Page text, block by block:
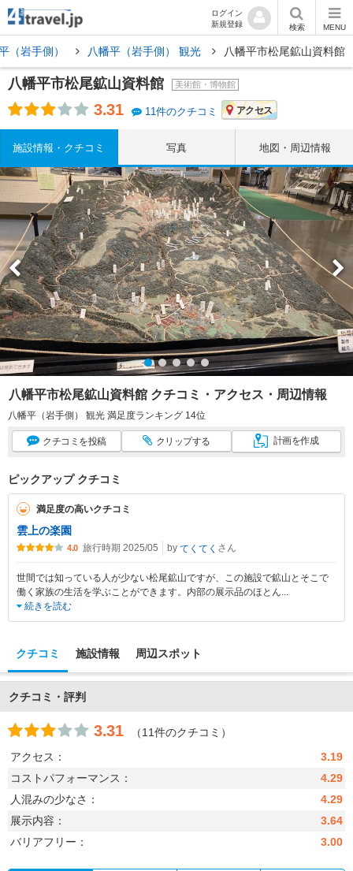
ログイン
新規登録
検索 MENU
（岩手側） 八幡平（岩手側） 観光 八幡平市松尾鉱山資料館
八幡平市松尾鉱山資料館 美術館・博物館
3.31 11件のクチコミ アクセス
施設情報・クチコミ 写真 地図・周辺情報
八幡平市松尾鉱山資料館 クチコミ・アクセス・周辺情報
八幡平（岩手側） 観光 満足度ランキング 14位
クチコミ を投稿 クリップする 計画を作成
ピックアップ クチコミ
満足度の高いクチコミ
雲上の楽園
4.0 旅行時期 2025/05 by てくてく さん
世間では知っている人が少ない松尾鉱山ですが、この施設で鉱山とそこで
働く家族の生活を学ぶことができます。内部の展示品のほとん...
続きを読む
クチコミ 施設情報 周辺スポット
クチコミ・評判
3.31
（11件のクチコミ）
アクセス：
3.19
コストパフォーマンス：
4.29
人混みの少なさ：
4.29
展示内容：
3.64
バリアフリー：
3.00